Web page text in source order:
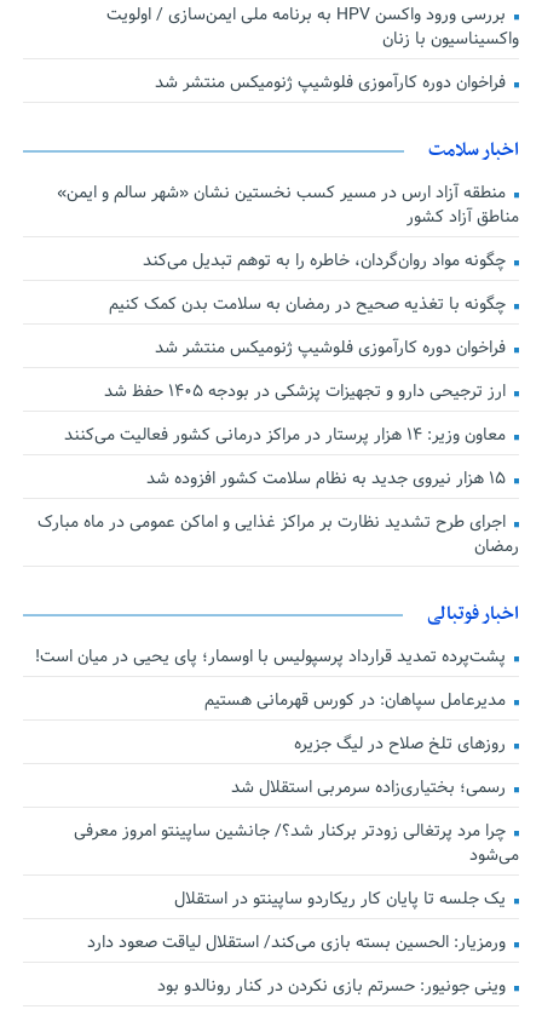
بررسی ورود واکسن HPV به برنامه ملی ایمن‌سازی / اولویت
واکسیناسیون با زنان
فراخوان دوره کارآموزی فلوشیپ ژنومیکس منتشر شد
اخبار سلامت
منطقه آزاد ارس در مسیر کسب نخستین نشان «شهر سالم و ایمن»
مناطق آزاد کشور
چگونه مواد روان‌گردان، خاطره را به توهم تبدیل می‌کند
چگونه با تغذیه صحیح در رمضان به سلامت بدن کمک کنیم
فراخوان دوره کارآموزی فلوشیپ ژنومیکس منتشر شد
ارز ترجیحی دارو و تجهیزات پزشکی در بودجه ۱۴۰۵ حفظ شد
معاون وزیر: ۱۴ هزار پرستار در مراکز درمانی کشور فعالیت می‌کنند
۱۵ هزار نیروی جدید به نظام سلامت کشور افزوده شد
اجرای طرح تشدید نظارت بر مراکز غذایی و اماکن عمومی در ماه مبارک
رمضان
اخبار فوتبالی
پشت‌پرده تمدید قرارداد پرسپولیس با اوسمار؛ پای یحیی در میان است!
مدیرعامل سپاهان: در کورس قهرمانی هستیم
روزهای تلخ صلاح در لیگ جزیره
رسمی؛ بختیاری‌زاده سرمربی استقلال شد
چرا مرد پرتغالی زودتر برکنار شد؟/ جانشین ساپینتو امروز معرفی
می‌شود
یک جلسه تا پایان کار ریکاردو ساپینتو در استقلال
ورمزیار: الحسین بسته بازی می‌کند/ استقلال لیاقت صعود دارد
وینی جونیور: حسرتم بازی نکردن در کنار رونالدو بود